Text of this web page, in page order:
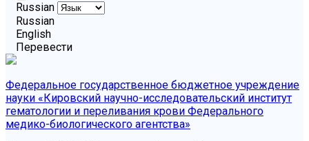
Russian
Russian
English
Перевести
Федеральное государственное бюджетное учреждение
науки «Кировский научно-исследовательский институт
гематологии и переливания крови Федерального
медико-биологического агентства»